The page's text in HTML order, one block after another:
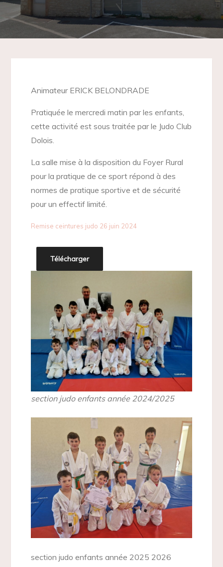
Animateur ERICK BELONDRADE
Pratiquée le mercredi matin par les enfants,
cette activité est sous traitée par le Judo Club
Dolois.
La salle mise à la disposition du Foyer Rural
pour la pratique de ce sport répond à des
normes de pratique sportive et de sécurité
pour un effectif limité.
Remise ceintures judo 26 juin 2024
Télécharger
section judo enfants année 2024/2025
section judo enfants année 2025 2026